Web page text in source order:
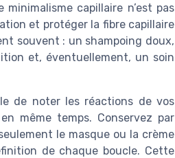
capillaire n’est pas
et protéger la fibre capillaire
souvent : un shampoing doux,
et, éventuellement, un soin
de noter les réactions de vos
même temps. Conservez par
le masque ou la crème
de chaque boucle. Cette